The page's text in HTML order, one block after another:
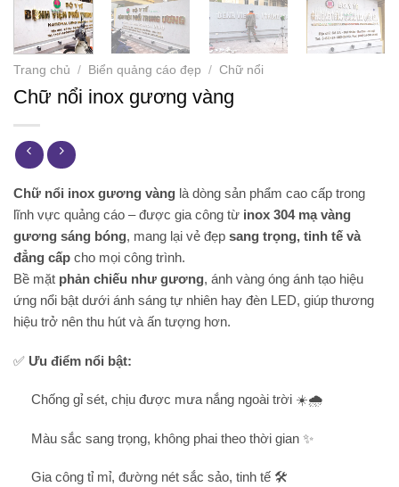
Trang chủ / Biển quảng cáo đẹp / Chữ nổi
Chữ nổi inox gương vàng
Chữ nổi inox gương vàng là dòng sản phẩm cao cấp trong
lĩnh vực quảng cáo – được gia công từ inox 304 mạ vàng
gương sáng bóng, mang lại vẻ đẹp sang trọng, tinh tế và
đẳng cấp cho mọi công trình.
Bề mặt phản chiếu như gương, ánh vàng óng ánh tạo hiệu
ứng nổi bật dưới ánh sáng tự nhiên hay đèn LED, giúp thương
hiệu trở nên thu hút và ấn tượng hơn.
✅ Ưu điểm nổi bật:
Chống gỉ sét, chịu được mưa nắng ngoài trời ☀️🌧️
Màu sắc sang trọng, không phai theo thời gian ✨
Gia công tỉ mỉ, đường nét sắc sảo, tinh tế 🛠️